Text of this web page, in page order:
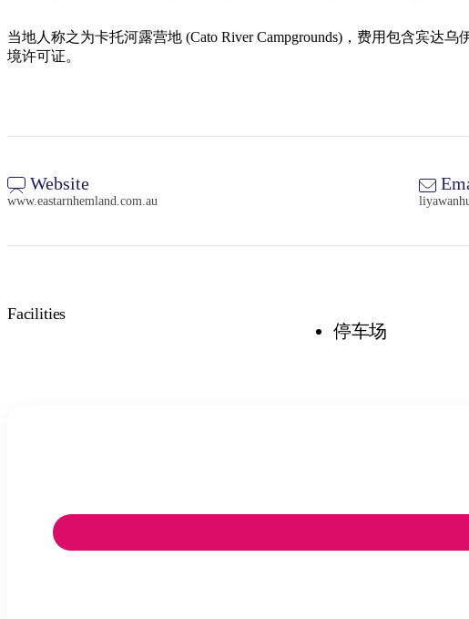
当地人称之为卡托河露营地 (Cato River Campgrounds)，费用包含宾
境许可证。
Website
www.eastarnhemland.com.au
Facilities
停车场